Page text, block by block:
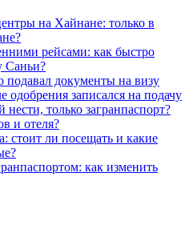
на Хайнане: только в
рейсами: как быстро
Саньи?
подавал документы на визу
одобрения записался на подачу
только загранпаспорт?
и отеля?
стоит ли посещать и какие
как изменить